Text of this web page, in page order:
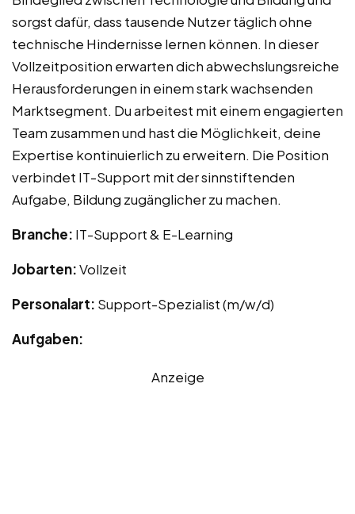
sorgst dafür, dass tausende Nutzer täglich ohne
technische Hindernisse lernen können. In dieser
Vollzeitposition erwarten dich abwechslungsreiche
Herausforderungen in einem stark wachsenden
Marktsegment. Du arbeitest mit einem engagierten
Team zusammen und hast die Möglichkeit, deine
Expertise kontinuierlich zu erweitern. Die Position
verbindet IT-Support mit der sinnstiftenden
Aufgabe, Bildung zugänglicher zu machen.
Branche: IT-Support & E-Learning
Jobarten:Vollzeit
Personalart: Support-Spezialist (m/w/d)
Aufgaben:
Anzeige